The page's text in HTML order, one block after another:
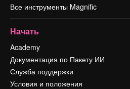
Все инструменты Magnific
Начать
Academy
Документация по Пакету ИИ
Служба поддержки
Условия и положения